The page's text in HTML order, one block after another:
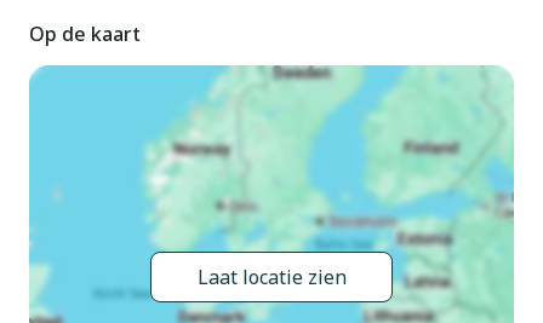
Geniet van de prachtige veranda met houtkachel en de ruime
tuin. U kunt ook fietsen huren bij het huis. Per fiets: € 20 per
persoon per weekend of € 30 per persoon voor een
midweek. Er is een binnen- en een buitenzwembad en de
kinderen kunnen zich vermaken in de speeltuinen of met het
animatieteam. Er is een badkamer met douche en toilet.
Hout: u kunt het hout reserveren voor € 7,50/set.
Op de kaart
Laat locatie zien